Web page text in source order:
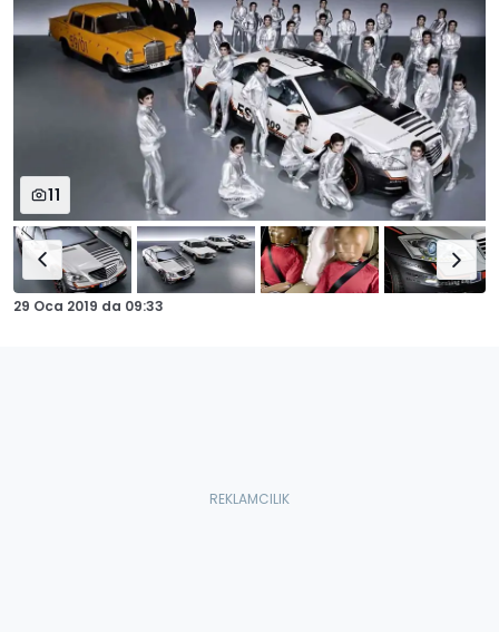
11
29 Oca 2019 da 09:33